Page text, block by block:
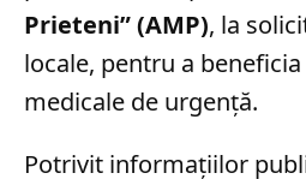
Prieteni” (AMP), la
locale, pentru a
medicale de urgență.
Potrivit informațiilor